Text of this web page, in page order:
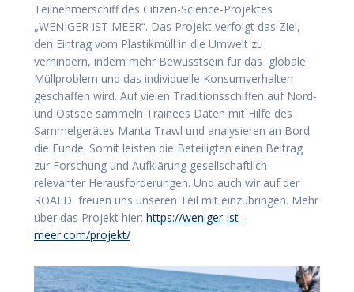
Teilnehmerschiff des Citizen-Science-Projektes
„WENIGER IST MEER“. Das Projekt verfolgt das Ziel,
den Eintrag vom Plastikmüll in die Umwelt zu
verhindern, indem mehr Bewusstsein für das globale
Müllproblem und das individuelle Konsumverhalten
geschaffen wird. Auf vielen Traditionsschiffen auf Nord-
und Ostsee sammeln Trainees Daten mit Hilfe des
Sammelgerätes Manta Trawl und analysieren an Bord
die Funde. Somit leisten die Beteiligten einen Beitrag
zur Forschung und Aufklärung gesellschaftlich
relevanter Herausforderungen. Und auch wir auf der
ROALD freuen uns unseren Teil mit einzubringen. Mehr
über das Projekt hier: https://weniger-ist-
meer.com/projekt/